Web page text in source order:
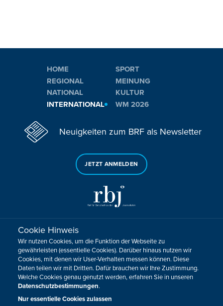
HOME
REGIONAL
NATIONAL
INTERNATIONAL
SPORT
MEINUNG
KULTUR
WM 2026
Neuigkeiten zum BRF als Newsletter
JETZT ANMELDEN
Sie haben noch Fragen oder Anmerkungen?
KONTAKTIEREN SIE UNS!
Impressum Datenschutz Kontakt
Barrierefreiheit
Cookie-Zustimmung anpassen
Design, Konzept & Programmierung:
Cookie Hinweis
Wir nutzen Cookies, um die Funktion der Webseite zu
gewährleisten (essentielle Cookies). Darüber hinaus nutzen wir
Cookies, mit denen wir User-Verhalten messen können. Diese
Daten teilen wir mit Dritten. Dafür brauchen wir Ihre Zustimmung.
Welche Cookies genau genutzt werden, erfahren Sie in unseren
Datenschutzbestimmungen.
Nur essentielle Cookies zulassen